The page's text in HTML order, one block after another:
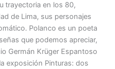
trayectoria en los 80,
de Lima, sus personajes
Polanco es un poeta
que podemos apreciar,
Germán Krüger Espantoso
exposición Pinturas: dos